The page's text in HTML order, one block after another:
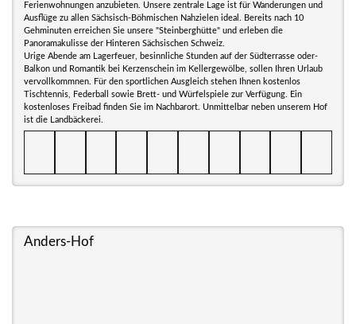
Ferienwohnungen anzubieten. Unsere zentrale Lage ist für Wanderungen und
Ausflüge zu allen Sächsisch-Böhmischen Nahzielen ideal. Bereits nach 10
Gehminuten erreichen Sie unsere "Steinberghütte" und erleben die
Panoramakulisse der Hinteren Sächsischen Schweiz.
Urige Abende am Lagerfeuer, besinnliche Stunden auf der Südterrasse oder-
Balkon und Romantik bei Kerzenschein im Kellergewölbe, sollen Ihren Urlaub
vervollkommnen. Für den sportlichen Ausgleich stehen Ihnen kostenlos
Tischtennis, Federball sowie Brett- und Würfelspiele zur Verfügung. Ein
kostenloses Freibad finden Sie im Nachbarort. Unmittelbar neben unserem Hof
ist die Landbäckerei.
Anders-Hof